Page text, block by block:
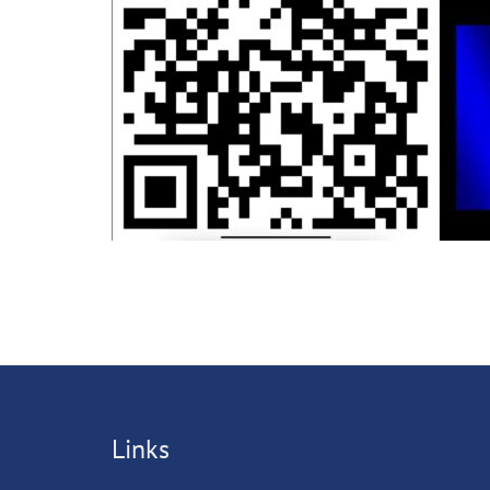
Links